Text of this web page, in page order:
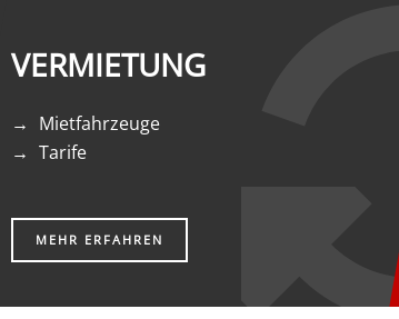
VERMIETUNG
Mietfahrzeuge
Tarife
MEHR ERFAHREN